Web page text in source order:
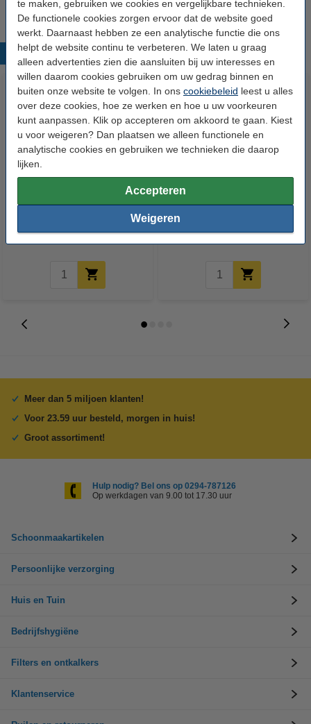
te maken, gebruiken we cookies en vergelijkbare technieken.
De functionele cookies zorgen ervoor dat de website goed
werkt. Daarnaast hebben ze een analytische functie die ons
helpt de website continu te verbeteren. We laten u graag
alleen advertenties zien die aansluiten bij uw interesses en
willen daarom cookies gebruiken om uw gedrag binnen en
buiten onze website te volgen. In ons cookiebeleid leest u alles
over deze cookies, hoe ze werken en hoe u uw voorkeuren
kunt aanpassen. Klik op accepteren om akkoord te gaan. Kiest
u voor weigeren? Dan plaatsen we alleen functionele en
analytische cookies en gebruiken we technieken die daarop
lijken.
Accepteren
Weigeren
Populaire producten
Swiffer Vloerwisser Dry + Wet
€ 13,99 Inclusief 21% BTW € 11,99 Inclusief 21% BTW
Meer dan 5 miljoen klanten!
Voor 23.59 uur besteld, morgen in huis!
Groot assortiment!
Hulp nodig? Bel ons op 0294-787126
Op werkdagen van 9.00 tot 17.30 uur
Schoonmaakartikelen
Persoonlijke verzorging
Huis en Tuin
Bedrijfshygiëne
Filters en ontkalkers
Klantenservice